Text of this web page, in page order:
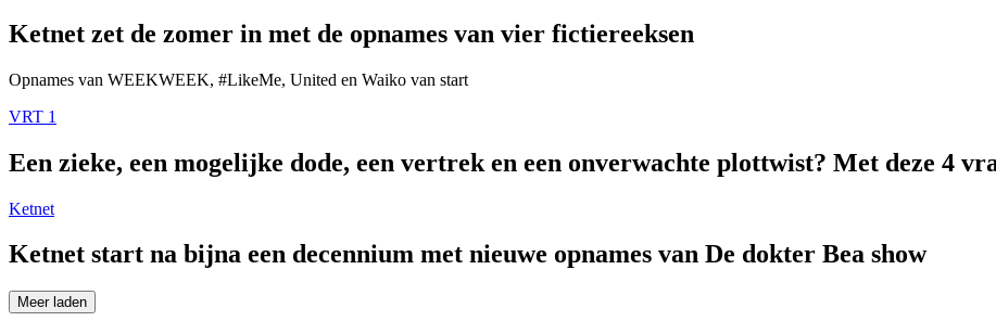
Ketnet zet de zomer in met de opnames van vier fictiereeksen
Opnames van WEEKWEEK, #LikeMe, United en Waiko van start
VRT 1
Een zieke, een mogelijke dode, een vertrek en een onverwachte plottwist? Met deze 4
Ketnet
Ketnet start na bijna een decennium met nieuwe opnames van De dokter Bea show
Meer laden